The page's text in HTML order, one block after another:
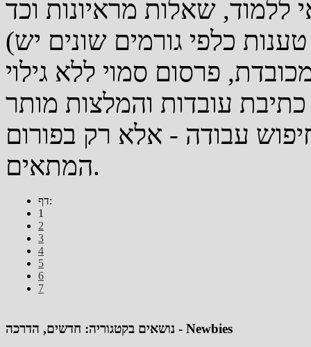
(אנא הקפידו על טוהר הפורום - טענות כלפי גורמים שונים יש
פרסום סמוי ללא גילוי
עבודה - אלא רק בפורום
המתאים.
דף:
1
2
3
4
5
6
7
נושאים בקטגוריה: חדשים, הדרכה - Newbies